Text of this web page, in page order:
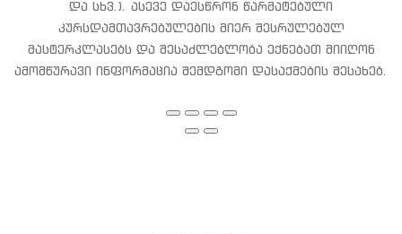
და სხვ.). ასევე დაესწრონ წარმატებული
კურსდამთავრებულების მიერ შესრულებულ
მასტერკლასებს და შესაძლებლობა ექნებათ მიიღონ
ამომწურავი ინფორმაცია შემდგომი დასაქმების შესახებ.